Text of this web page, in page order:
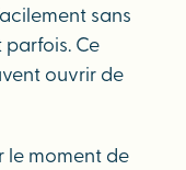
sans
parfois. Ce
ouvrir de
le moment de